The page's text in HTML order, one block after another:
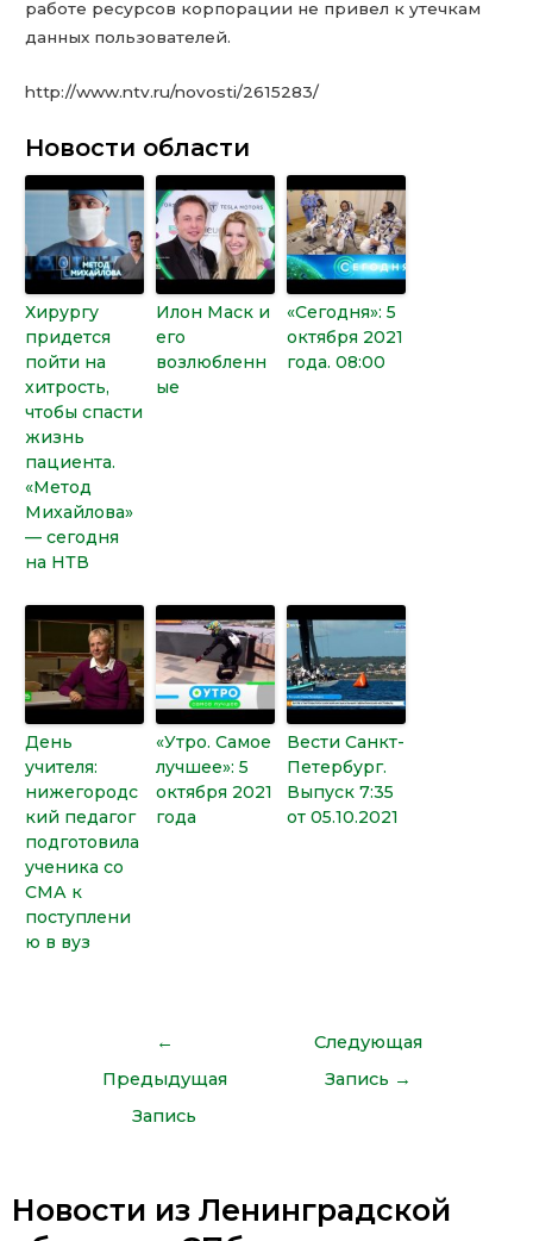
работе ресурсов корпорации не привел к утечкам
данных пользователей.
http://www.ntv.ru/novosti/2615283/
Новости области
Хирургу
придется
пойти на
хитрость,
чтобы спасти
жизнь
пациента.
«Метод
Михайлова»
— сегодня
на НТВ
Илон Маск и
его
возлюбленн
ые
«Сегодня»: 5
октября 2021
года. 08:00
День
учителя:
нижегородс
кий педагог
подготовила
ученика со
СМА к
поступлени
ю в вуз
«Утро. Самое
лучшее»: 5
октября 2021
года
Вести Санкт-
Петербург.
Выпуск 7:35
от 05.10.2021
←
Предыдущая
Запись
Следующая
Запись →
Новости из Ленинградской